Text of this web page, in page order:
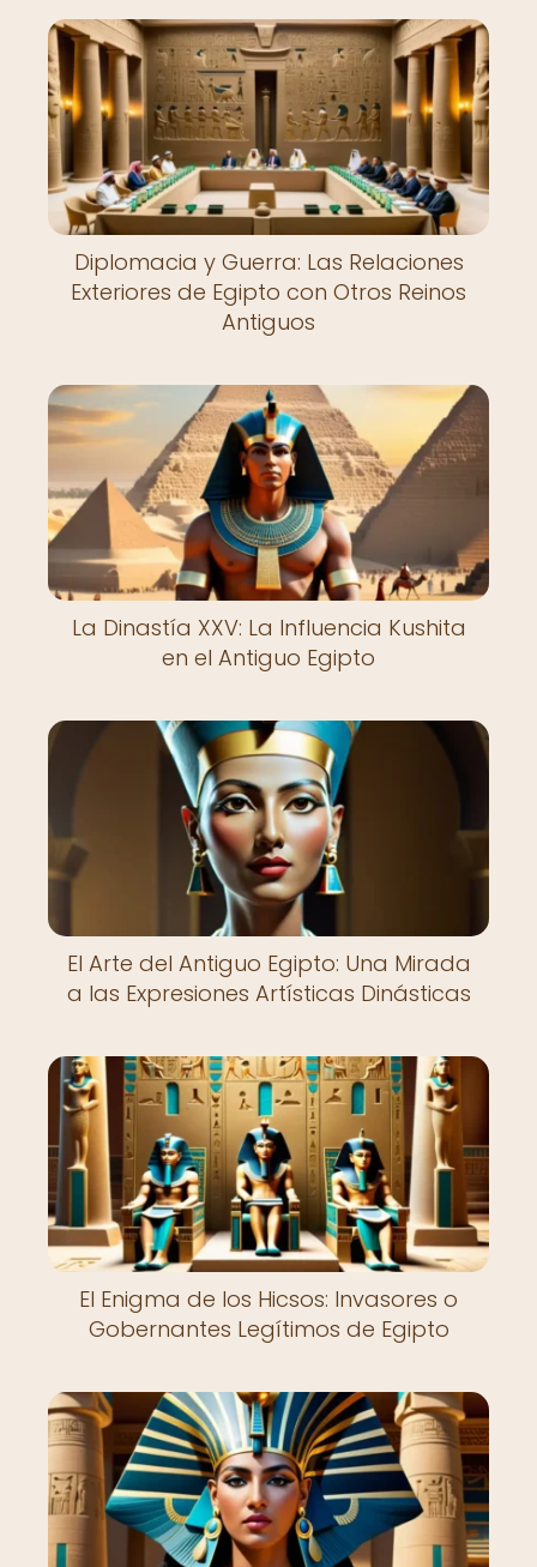
Diplomacia y Guerra: Las Relaciones
Exteriores de Egipto con Otros Reinos
Antiguos
La Dinastía XXV: La Influencia Kushita
en el Antiguo Egipto
El Arte del Antiguo Egipto: Una Mirada
a las Expresiones Artísticas Dinásticas
El Enigma de los Hicsos: Invasores o
Gobernantes Legítimos de Egipto